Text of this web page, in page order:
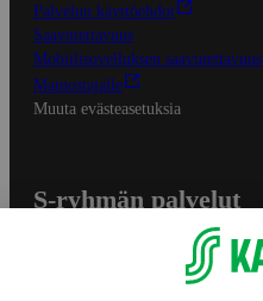
Palvelun käyttöehdot
Saavutettavuus
Mobiilisovelluksen saavutettavuus
Mainostajalle
Muuta evästeasetuksia
S-ryhmän palvelut